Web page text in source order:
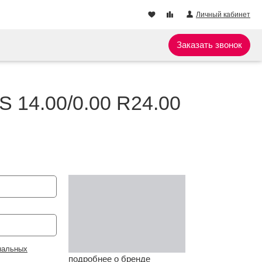
Личный кабинет
Заказать звонок
14.00/0.00 R24.00
подробнее о бренде